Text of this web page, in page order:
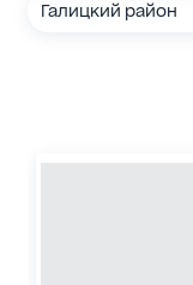
Галицкий район